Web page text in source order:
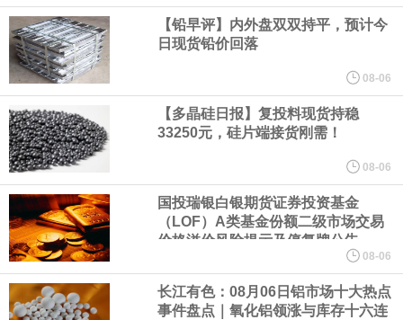
谷歌规划的印度数据中心枢纽建设工作正在如火如荼推进，项目所
在地上方的山坡已经被开挖，露出赤红土层，并修出层层台地。但
环保人士的反对声浪持续高涨，给这家美国科技巨头总规模 150 亿
美元的项目制造重重阻碍
欧股开盘涨跌不一，德国DAX指数跌0.29%，英国富时100指数涨
0.08%，法国CAC40指数涨0.03%，欧洲斯托克50指数跌0.15%，
意大利富时MIB指数跌0.18%。
【铅早评】内外盘双双持平，预计今
日现货铅价回落
08-06
【多晶硅日报】复投料现货持稳
33250元，硅片端接货刚需！
08-06
国投瑞银白银期货证券投资基金
（LOF）A类基金份额二级市场交易
价格溢价风险提示及停复牌公告
08-06
长江有色：08月06日铝市场十大热点
事件盘点｜氧化铝领涨与库存十六连